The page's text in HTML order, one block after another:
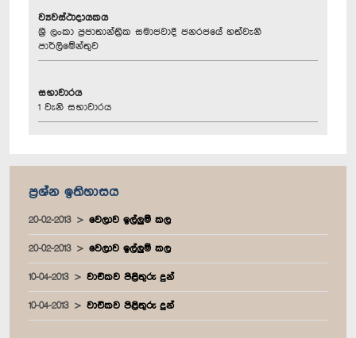
ව්‍යවස්ථාදායකය
ශ්‍රී ලංකා ප්‍රජාතාන්ත්‍රික සමාජවාදී ජනරජයේ හත්වැනි
පාර්ලිමේන්තුව
සභාවාරය
1 වැනි සභාවාරය
ප්‍රශ්න ඉතිහාසය
20-02-2013 වෙලාව ඉල්ලුම් කල
20-02-2013 වෙලාව ඉල්ලුම් කල
10-04-2013 වාචිකව පිළිතුරු දුන්
10-04-2013 වාචිකව පිළිතුරු දුන්